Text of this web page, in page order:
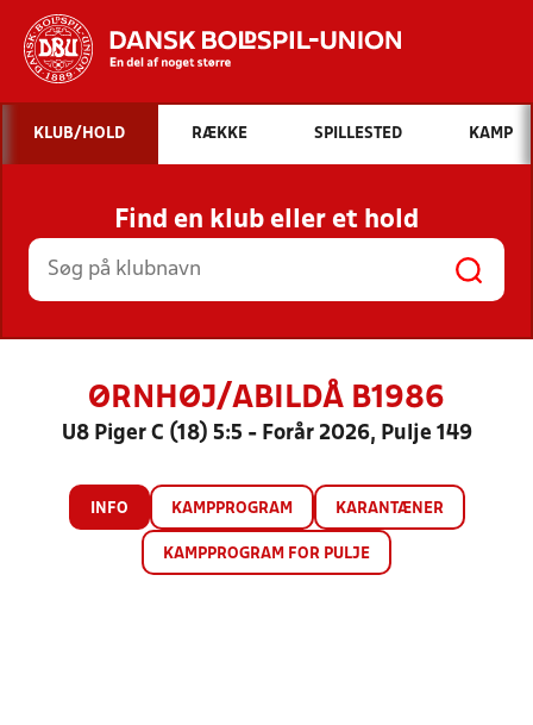
Hvad vil du søge efter?
INDHOLD OG NYHEDER
STILLINGER, RESULTATER, KLUBBER OG
HOLD
KLUB/HOLD RÆKKE SPILLESTED KAMP
Find en klub eller et hold
ØRNHØJ/ABILDÅ B1986
U8 Piger C (18) 5:5 - Forår 2026, Pulje 149
INFO KAMPPROGRAM KARANTÆNER
KAMPPROGRAM FOR PULJE